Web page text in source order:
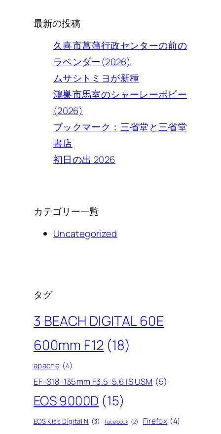
最新の投稿
久喜市菖蒲行政センターの前の
ラベンダー(2026)
ムサシトミヨが新種
鴻巣市馬室のシャーレーポピー
(2026)
ブックマーク：三省堂と三省堂
書店
初日の出 2026
カテゴリー一覧
Uncategorized
タグ
3 BEACH DIGITAL 60E
600mm F12 (18)
apache (4)
EF-S18-135mm F3.5-5.6 IS USM (5)
EOS 9000D (15)
EOS Kiss Digital N (3) facebook (2) Firefox (4)